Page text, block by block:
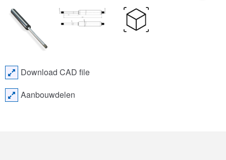
Download CAD file
Aanbouwdelen